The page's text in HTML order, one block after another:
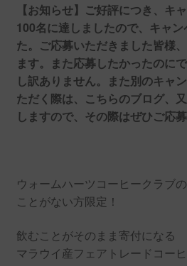
【お知らせ】ご好評につき、キ
100名に達しましたので、キャ
た。ご応募いただきました皆様
ます。また応募したかったのに
し訳ありません。また別のキャ
ただく際は、こちらのブログ、
しますので、その際はぜひご応募
ウォームハーツコーヒークラブ
ことがない方限定！
飲むことがそのまま寄付になる
マラウイ産フェアトレードコー